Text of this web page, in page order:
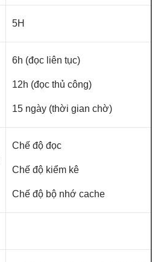
5H
6h (đọc liên tục)
12h (đọc thủ công)
15 ngày (thời gian chờ)
Chế độ đọc
Chế độ kiểm kê
Chế độ bộ nhớ cache